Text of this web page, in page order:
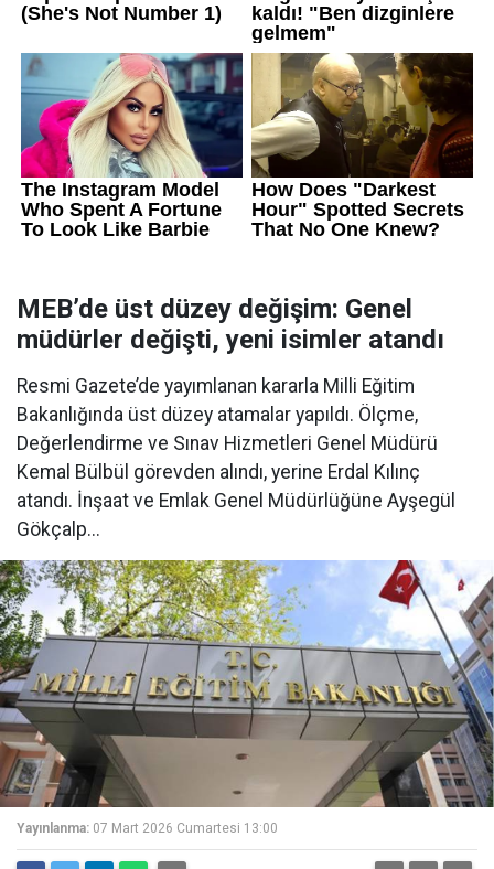
MEB’de üst düzey değişim: Genel
müdürler değişti, yeni isimler atandı
Resmi Gazete’de yayımlanan kararla Milli Eğitim
Bakanlığında üst düzey atamalar yapıldı. Ölçme,
Değerlendirme ve Sınav Hizmetleri Genel Müdürü
Kemal Bülbül görevden alındı, yerine Erdal Kılınç
atandı. İnşaat ve Emlak Genel Müdürlüğüne Ayşegül
Gökçalp...
Yayınlanma: 07 Mart 2026 Cumartesi 13:00